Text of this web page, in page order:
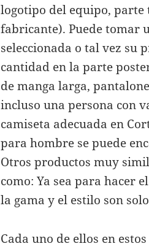
logotipo del equipo, parte
fabricante). Puede tomar
seleccionada o tal vez su
cantidad en la parte
de manga larga,
incluso una persona con
camiseta adecuada en
para hombre se puede
Otros productos muy
como: Ya sea para hacer
la gama y el estilo son
Cada uno de ellos en